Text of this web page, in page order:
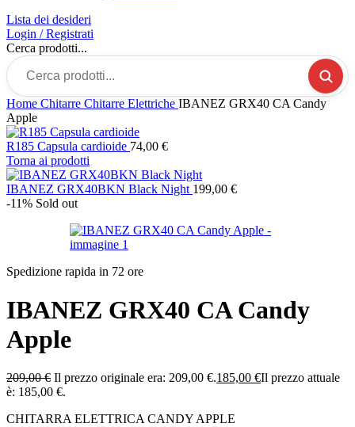
Lista dei desideri
Login / Registrati
Cerca prodotti...
Home Chitarre Chitarre Elettriche IBANEZ GRX40 CA Candy
Apple
R185 Capsula cardioide 74,00 €
Torna ai prodotti
IBANEZ GRX40BKN Black Night 199,00 €
-11% Sold out
Spedizione rapida in 72 ore
IBANEZ GRX40 CA Candy
Apple
209,00€ Il prezzo originale era: 209,00 €.185,00 €Il prezzo attuale
è: 185,00 €.
CHITARRA ELETTRICA CANDY APPLE